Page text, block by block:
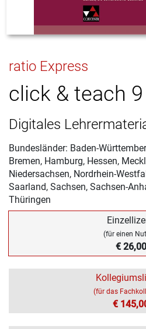
ratio Express
click & teach 9
Digitales
Bundesländer: Baden-
Bremen, Hamburg, Hessen,
Niedersachsen, Nordrhein-
Saarland, Sachsen, Sachsen-
Thüringen
(für einen
€ 26,00
(für das
€